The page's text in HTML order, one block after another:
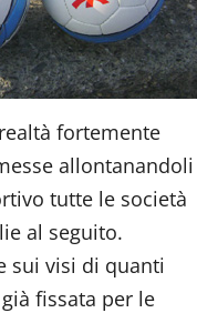
fortemente
allontanandoli
tutte le società
al seguito.
sui visi di quanti
fissata per le